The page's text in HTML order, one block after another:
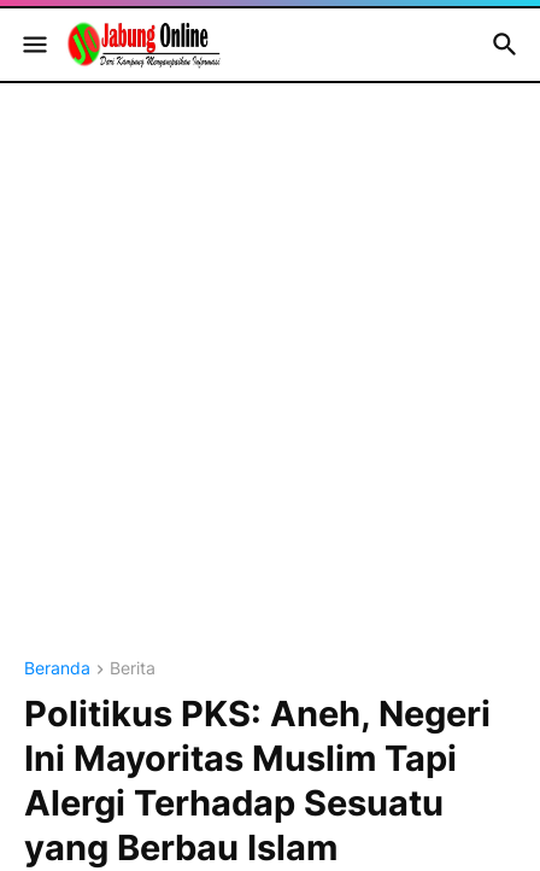
Beranda Berita
Politikus PKS: Aneh, Negeri
Ini Mayoritas Muslim Tapi
Alergi Terhadap Sesuatu
yang Berbau Islam